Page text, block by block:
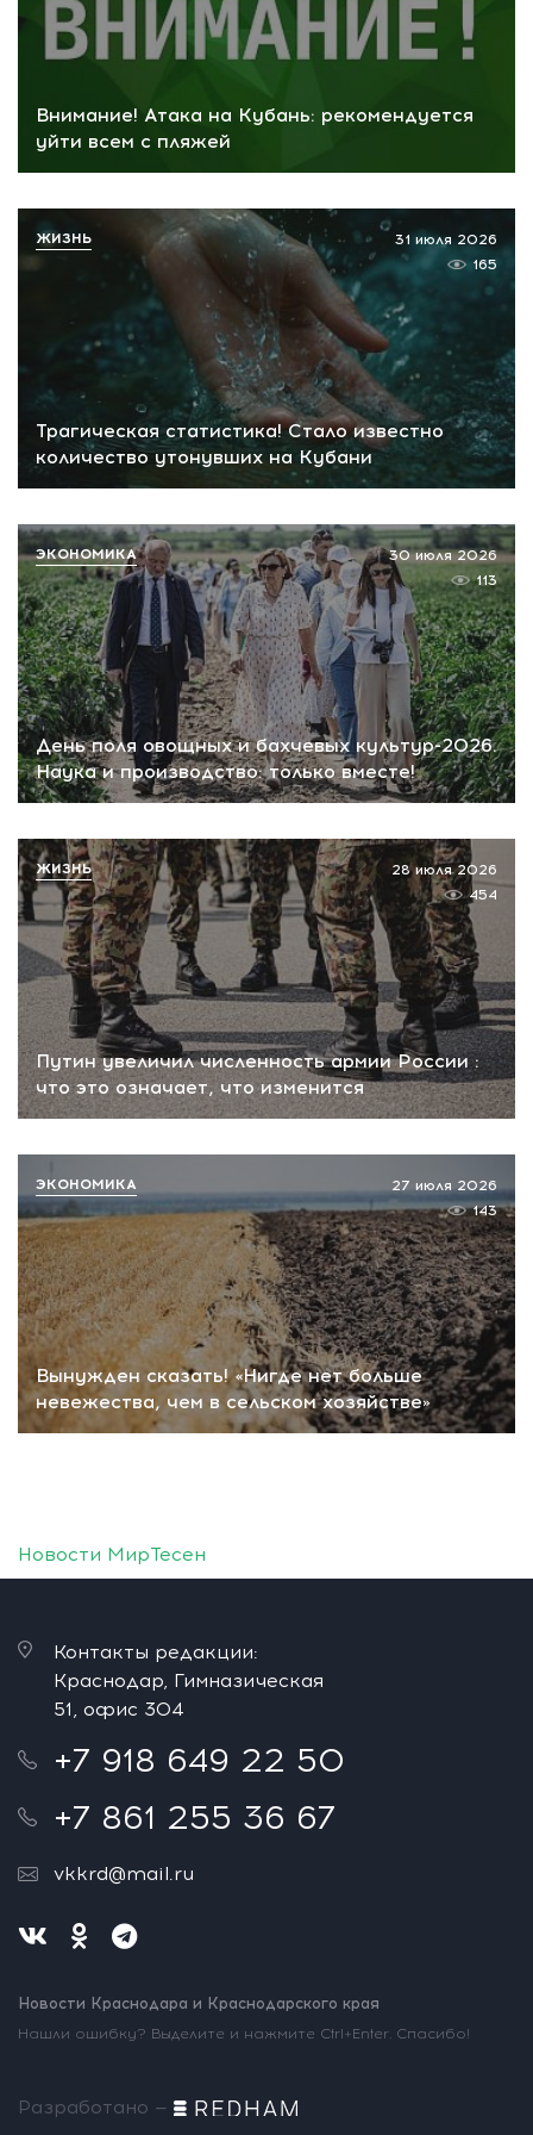
Внимание! Атака на Кубань: рекомендуется
уйти всем с пляжей
Трагическая статистика! Стало известно
количество утонувших на Кубани
31 июля 2026
165
ЖИЗНЬ
День поля овощных и бахчевых культур-2026.
Наука и производство: только вместе!
30 июля 2026
113
ЭКОНОМИКА
Путин увеличил численность армии России :
что это означает, что изменится
28 июля 2026
454
ЖИЗНЬ
Вынужден сказать! «Нигде нет больше
невежества, чем в сельском хозяйстве»
27 июля 2026
143
ЭКОНОМИКА
Новости МирТесен
Контакты редакции:
Краснодар, Гимназическая
51, офис 304
+7 918 649 22 50
+7 861 255 36 67
vkkrd@mail.ru
Новости Краснодара и Краснодарского края
Нашли ошибку? Выделите и нажмите Ctrl+Enter. Спасибо!
Разработано —